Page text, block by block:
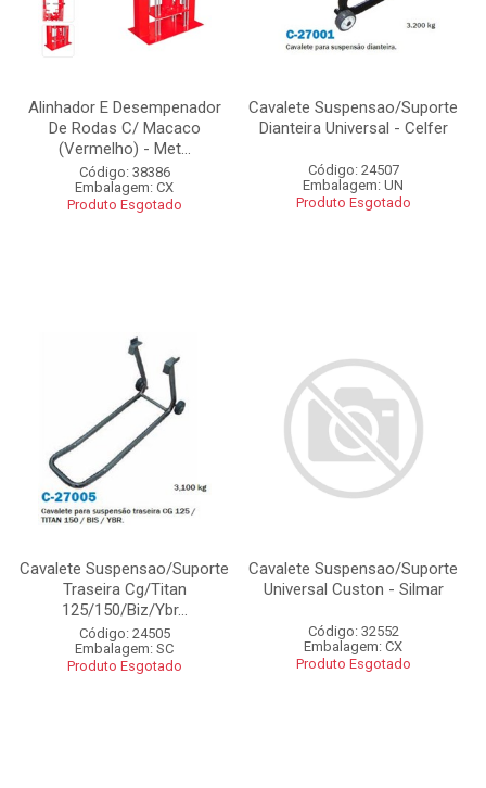
Alinhador E Desempenador
De Rodas C/ Macaco
(Vermelho) - Met...
Código: 38386
Embalagem: CX
Produto Esgotado
Cavalete Suspensao/Suporte
Dianteira Universal - Celfer
Código: 24507
Embalagem: UN
Produto Esgotado
Cavalete Suspensao/Suporte
Traseira Cg/Titan
125/150/Biz/Ybr...
Código: 24505
Embalagem: SC
Produto Esgotado
Cavalete Suspensao/Suporte
Universal Custon - Silmar
Código: 32552
Embalagem: CX
Produto Esgotado